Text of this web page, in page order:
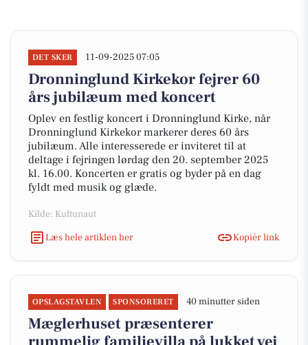
DET SKER 11-09-2025 07:05
Dronninglund Kirkekor fejrer 60
års jubilæum med koncert
Oplev en festlig koncert i Dronninglund Kirke, når
Dronninglund Kirkekor markerer deres 60 års
jubilæum. Alle interesserede er inviteret til at
deltage i fejringen lørdag den 20. september 2025
kl. 16.00. Koncerten er gratis og byder på en dag
fyldt med musik og glæde.
Kilde: Kultunaut
Læs hele artiklen her
Kopiér link
OPSLAGSTAVLEN SPONSORERET 40 minutter siden
Mæglerhuset præsenterer